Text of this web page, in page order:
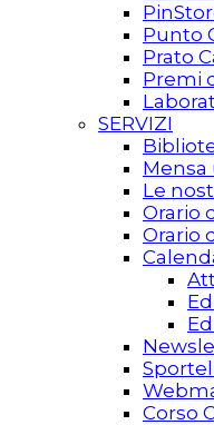
Punto
Prato
Premi
SERVIZI
Mensa
Le
Orario
Orario
Corso